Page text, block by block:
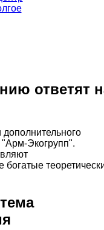
ответят
Экогрупп".